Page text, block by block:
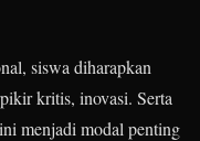
siswa diharapkan
kritis, inovasi. Serta
menjadi modal penting